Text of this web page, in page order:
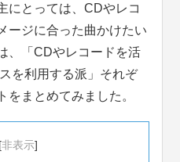
にとっては、CDやレコ
ージに合った曲かけたい
、「CDやレコードを活
を利用する派」それぞ
をまとめてみました。
[非表示]